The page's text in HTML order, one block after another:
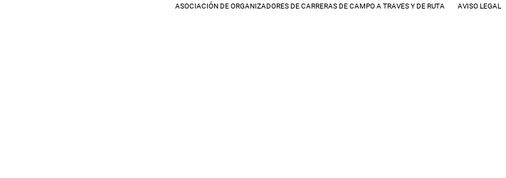
ASOCIACIÓN DE ORGANIZADORES DE CARRERAS DE CAMPO A TRAVES Y DE RUTA AVISO LEGAL